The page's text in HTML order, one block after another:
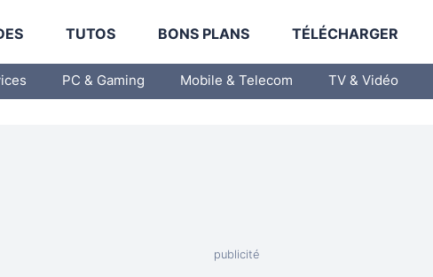
TUTOS BONS PLANS TÉLÉCHARGER
PC & Gaming Mobile & Telecom TV & Vidéo